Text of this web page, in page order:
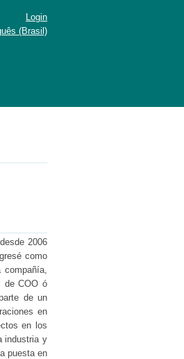
Login
(Brasil)
2006
como
compañía,
de COO ó
de un
en
en los
industria y
puesta en